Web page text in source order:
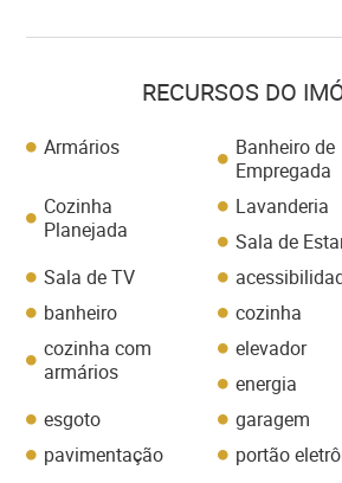
RECURSOS DO
Armários
Banheiro de
Empregada
Cozinha
Planejada
Lavanderia
Sala de
Sala de TV
banheiro
cozinha
cozinha com
armários
elevador
energia
esgoto
garagem
pavimentação
portão